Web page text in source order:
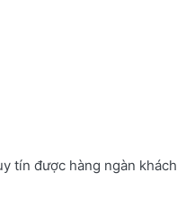
tín được hàng ngàn khách